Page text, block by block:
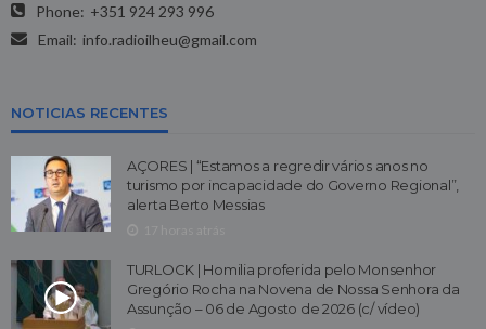
Phone: +351 924 293 996
Email: info.radioilheu@gmail.com
NOTICIAS RECENTES
AÇORES | “Estamos a regredir vários anos no
turismo por incapacidade do Governo Regional”,
alerta Berto Messias
TURLOCK | Homilia proferida pelo Monsenhor
Gregório Rocha na Novena de Nossa Senhora da
Assunção – 06 de Agosto de 2026 (c/ vídeo)